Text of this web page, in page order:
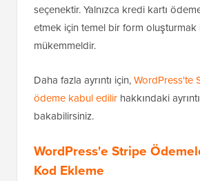
seçenektir. Yalnızca kredi kartı
etmek için temel bir form oluşturmak
mükemmeldir.
Daha fazla ayrıntı için,WordPress'te
ödeme kabul edilir hakkındaki
bakabilirsiniz.
WordPress'e Stripe
Kod Ekleme